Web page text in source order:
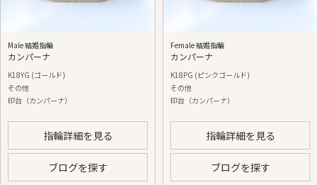
Male 結婚指輪
カンパーナ
K18YG (ゴールド)
その他
印台（カンパーナ）
指輪詳細を見る
ブログを探す
Female 結婚指輪
カンパーナ
K18PG (ピンクゴールド)
その他
印台（カンパーナ）
指輪詳細を見る
ブログを探す